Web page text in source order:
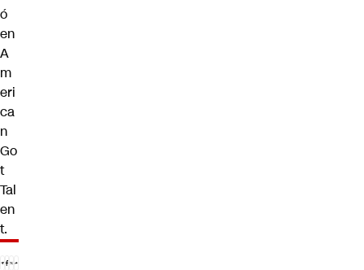
ó
en
A
m
eri
ca
n
Go
t
Tal
en
t.